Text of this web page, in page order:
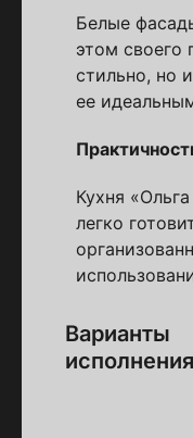
Белые
этом своего
стильно, но
ее
Кухня
легко
Варианты
исполнения